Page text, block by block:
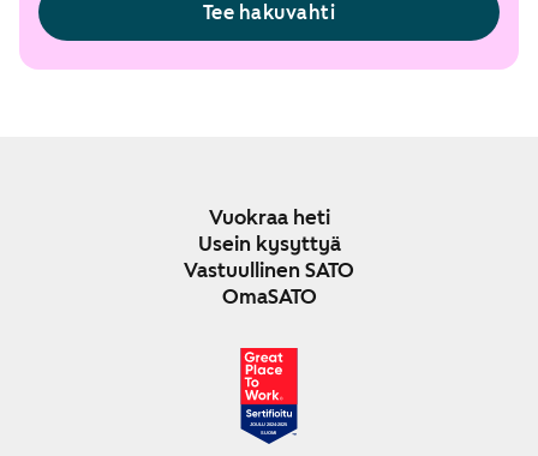
Tee hakuvahti
Vuokraa heti
Usein kysyttyä
Vastuullinen SATO
OmaSATO
JOULU 2024-2025
SUOMI